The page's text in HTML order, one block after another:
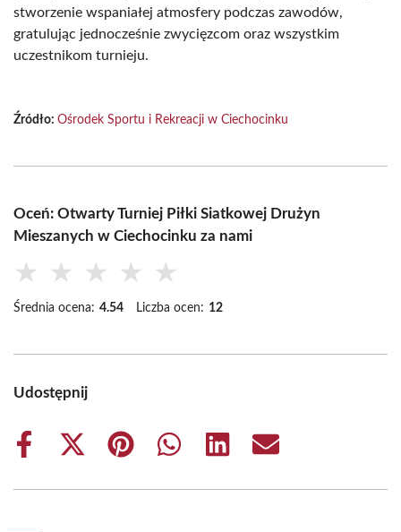
stworzenie wspaniałej atmosfery podczas zawodów,
gratulując jednocześnie zwycięzcom oraz wszystkim
uczestnikom turnieju.
Źródło: Ośrodek Sportu i Rekreacji w Ciechocinku
Oceń: Otwarty Turniej Piłki Siatkowej Drużyn
Mieszanych w Ciechocinku za nami
★ ★ ★ ★ ★
Średnia ocena: 4.54 Liczba ocen: 12
Udostępnij
Share
Share
(Twitter)
Share
Share
Share
Share